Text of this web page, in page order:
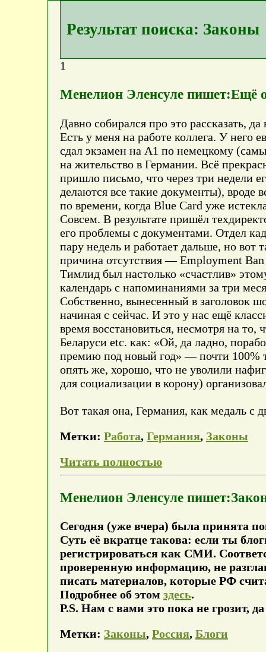
Результат поиска: Законы
1
Менелион Эленсуле пишет:Ещё
Давно собирался про это рассказать,
Есть у меня на работе коллега. У него
сдал экзамен на A1 по немецкому
на жительство в Германии. Всё
пришло письмо, что через три недели
делаются все такие документы), вроде
по времени, когда Blue Card уже
Совсем. В результате пришёл
его проблемы с документами. Отдел
пару недель и работает дальше, но
причина отсутствия — Employment
Тимлид был настолько «счастлив»
календарь с напоминаниями за три
Собственно, вынесенный в заголовок
начиная с сейчас. И это у нас ещё
время восстановиться, несмотря на
Беларуси etc. как: «Ой, да ладно,
премию под новый год» — почти 100%
опять же, хорошо, что не уволили
для социализации в корону)
Вот такая она, Германия, как медаль с
Метки: Работа, Германия, Законы
Читать полностью
Менелион Эленсуле
Сегодня (уже вчера) была принята
Суть её вкратце такова: если ты
регистрироваться как СМИ.
проверенную информацию, не
писать материалов, которые РФ
Подробнее об этом здесь.
P.S. Нам с вами это пока не грозит,
Метки: Законы, Россия, Блоги